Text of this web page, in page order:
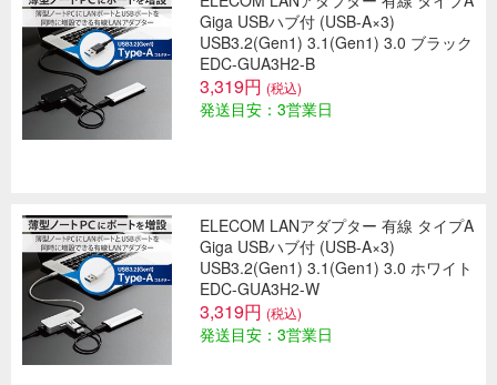
Giga USBハブ付 (USB-A×3)
USB3.2(Gen1) 3.1(Gen1) 3.0 ブラック
EDC-GUA3H2-B
3,319円 (税込)
発送目安：3営業日
ELECOM LANアダプター 有線 タイプA
Giga USBハブ付 (USB-A×3)
USB3.2(Gen1) 3.1(Gen1) 3.0 ホワイト
EDC-GUA3H2-W
3,319円 (税込)
発送目安：3営業日